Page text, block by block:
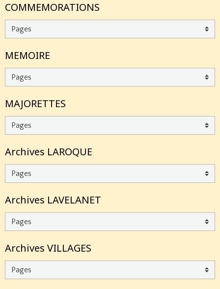
COMMEMORATIONS
MEMOIRE
MAJORETTES
Archives LAROQUE
Archives LAVELANET
Archives VILLAGES